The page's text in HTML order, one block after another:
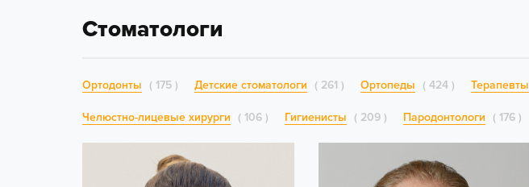
Стоматологи
Ортодонты 175 Детские стоматологи 261 Ортопеды 424 Терапевты
Челюстно-лицевые хирурги 106 Гигиенисты 209 Пародонтологи 176